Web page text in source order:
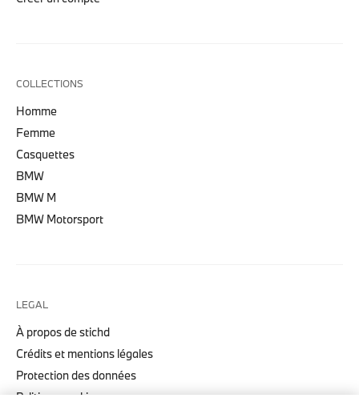
COLLECTIONS
Homme
Femme
Casquettes
BMW
BMW M
BMW Motorsport
LEGAL
À propos de stichd
Crédits et mentions légales
Protection des données
Politique cookies